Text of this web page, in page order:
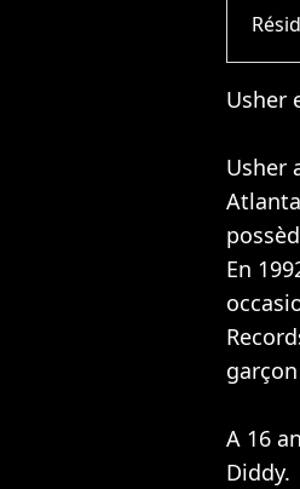
Usher
Usher
En
A 16
Diddy.